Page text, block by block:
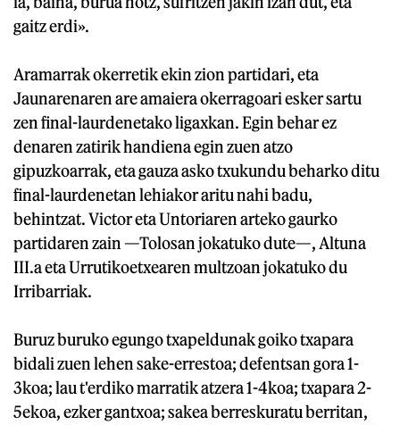
gaitz erdi».
Aramarrak okerretik ekin zion partidari, eta
Jaunarenaren are amaiera okerragoari esker sartu
zen final-laurdenetako ligaxkan. Egin behar ez
denaren zatirik handiena egin zuen atzo
gipuzkoarrak, eta gauza asko txukundu beharko ditu
final-laurdenetan lehiakor aritu nahi badu,
behintzat. Victor eta Untoriaren arteko gaurko
partidaren zain —Tolosan jokatuko dute—, Altuna
III.a eta Urrutikoetxearen multzoan jokatuko du
Irribarriak.
Buruz buruko egungo txapeldunak goiko txapara
bidali zuen lehen sake-errestoa; defentsan gora 1-
3koa; lau t'erdiko marratik atzera 1-4koa; txapara 2-
5ekoa, ezker gantxoa; sakea berreskuratu berritan,